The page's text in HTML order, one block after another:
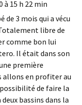
liste
du
livre
d’or
à 15 h 22 min
de 3 mois qui a vécu
libre de
comme bon lui
Il était dans son
première
allons en profiter au
de faire la
bassins dans la